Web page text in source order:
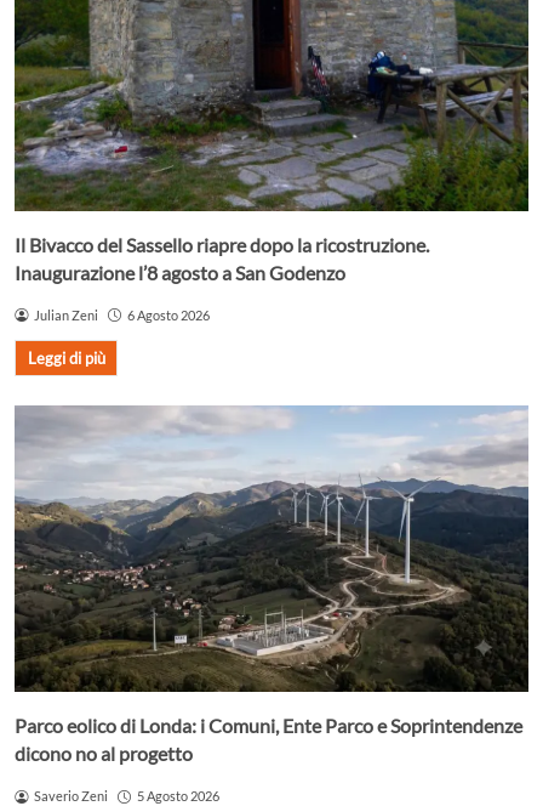
Il Bivacco del Sassello riapre dopo la ricostruzione.
Inaugurazione l’8 agosto a San Godenzo
Julian Zeni 6 Agosto 2026
Leggi di più
Parco eolico di Londa: i Comuni, Ente Parco e Soprintendenze
dicono no al progetto
Saverio Zeni 5 Agosto 2026